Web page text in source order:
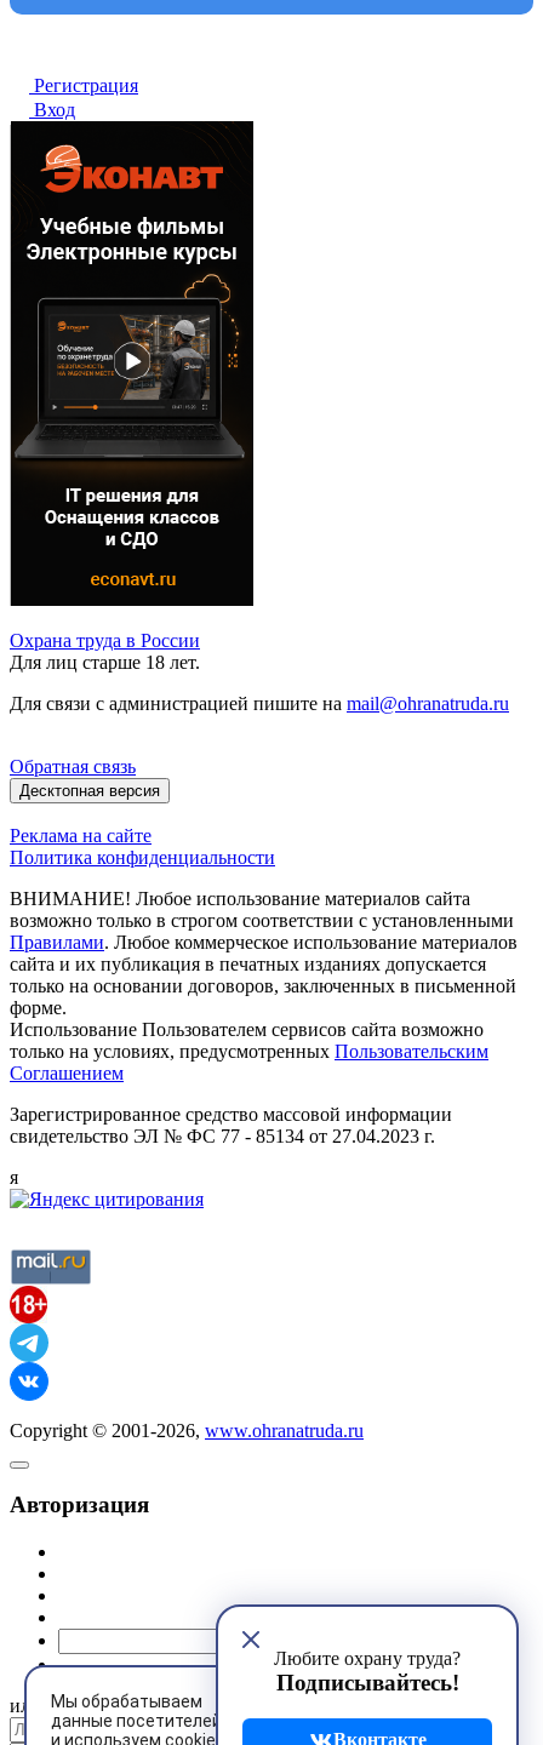
Регистрация
Вход
Мы обрабатываем
данные посетителей
и используем cookies
Любите охрану труда?
Подписывайтесь!
Вконтакте
Охрана труда в России
Для лиц старше 18 лет.
Для связи с администрацией пишите на mail@ohranatruda.ru
Обратная связь
Десктопная версия
Реклама на сайте
Политика конфиденциальности
ВНИМАНИЕ! Любое использование материалов сайта
возможно только в строгом соответствии с установленными
Правилами. Любое коммерческое использование материалов
сайта и их публикация в печатных изданиях допускается
только на основании договоров, заключенных в письменной
форме.
Использование Пользователем сервисов сайта возможно
только на условиях, предусмотренных Пользовательским
Соглашением
Зарегистрированное средство массовой информации
свидетельство ЭЛ № ФС 77 - 85134 от 27.04.2023 г.
я
Copyright © 2001-2026, www.ohranatruda.ru
Авторизация
или